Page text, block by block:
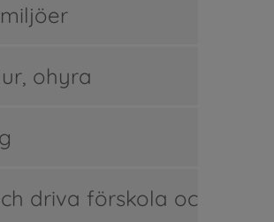
ohyra
driva förskola och